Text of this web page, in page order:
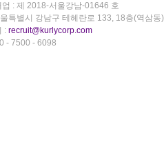
업 : 제 2018-서울강남-01646 호
특별시 강남구 테헤란로 133, 18층(역삼동)
: recruit@kurlycorp.com
- 7500 - 6098